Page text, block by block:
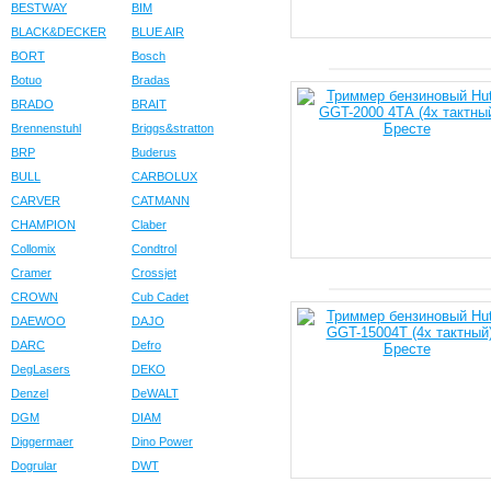
BESTWAY
BIM
BLACK&DECKER
BLUE AIR
BORT
Bosch
Botuo
Bradas
BRADO
BRAIT
Brennenstuhl
Briggs&stratton
BRP
Buderus
BULL
CARBOLUX
CARVER
CATMANN
CHAMPION
Claber
Collomix
Condtrol
Cramer
Crossjet
CROWN
Cub Cadet
DAEWOO
DAJO
DARC
Defro
DegLasers
DEKO
Denzel
DeWALT
DGM
DIAM
Diggermaer
Dino Power
Dogrular
DWT